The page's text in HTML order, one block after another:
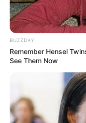
INSPIRASI
10 Potret
BUZZDAY
Remember Hensel
See Them Now